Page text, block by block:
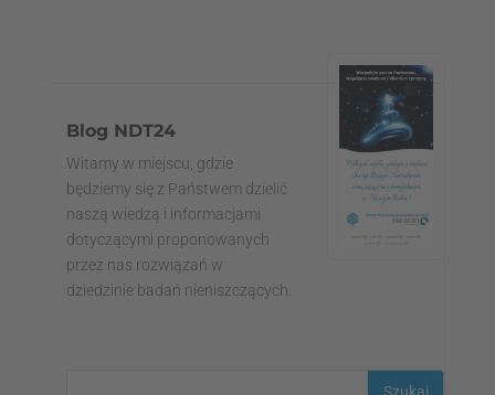
Blog NDT24
Witamy w miejscu, gdzie
będziemy się z Państwem dzielić
naszą wiedzą i informacjami
dotyczącymi proponowanych
przez nas rozwiązań w
dziedzinie badań nieniszczących.